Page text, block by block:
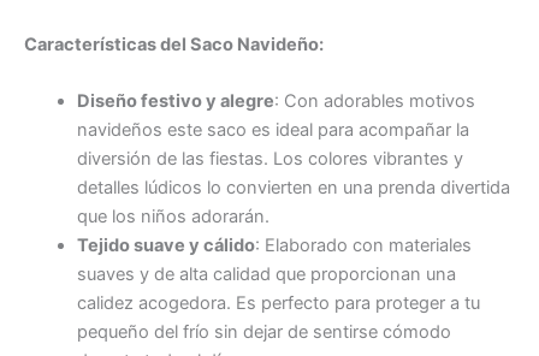
Características del Saco Navideño:
Diseño festivo y alegre: Con adorables motivos
navideños este saco es ideal para acompañar la
diversión de las fiestas. Los colores vibrantes y
detalles lúdicos lo convierten en una prenda divertida
que los niños adorarán.
Tejido suave y cálido: Elaborado con materiales
suaves y de alta calidad que proporcionan una
calidez acogedora. Es perfecto para proteger a tu
pequeño del frío sin dejar de sentirse cómodo